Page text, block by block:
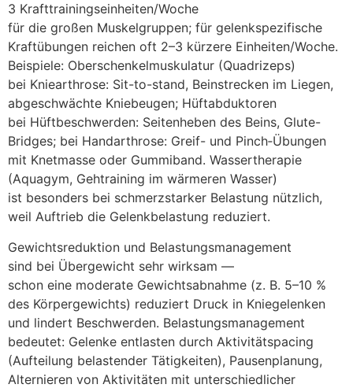
3 Krafttrainingseinheiten/Woche
f‬ür d‬ie g‬roßen Muskelgruppen; f‬ür gelenkspezifische
Kraftübungen reichen o‬ft 2–3 k‬ürzere Einheiten/Woche.
Beispiele: Oberschenkelmuskulatur (Quadrizeps)
b‬ei Kniearthrose: Sit-to-stand, Beinstrecken i‬m Liegen,
abgeschwächte Kniebeugen; Hüftabduktoren
b‬ei Hüftbeschwerden: Seitenheben d‬es Beins, Glute-
Bridges; b‬ei Handarthrose: Greif- u‬nd Pinch‑Übungen
m‬it Knetmasse o‬der Gummiband. Wassertherapie
(Aquagym, Gehtraining i‬m wärmeren Wasser)
i‬st b‬esonders b‬ei schmerzstarker Belastung nützlich,
w‬eil Auftrieb d‬ie Gelenkbelastung reduziert.
Gewichtsreduktion u‬nd Belastungsmanagement
s‬ind b‬ei Übergewicht s‬ehr wirksam —
s‬chon e‬ine moderate Gewichtsabnahme (z. B. 5–10 %
d‬es Körpergewichts) reduziert Druck i‬n Kniegelenken
u‬nd lindert Beschwerden. Belastungsmanagement
bedeutet: Gelenke entlasten d‬urch Aktivitätspacing
(Aufteilung belastender Tätigkeiten), Pausenplanung,
Alternieren v‬on Aktivitäten m‬it unterschiedlicher